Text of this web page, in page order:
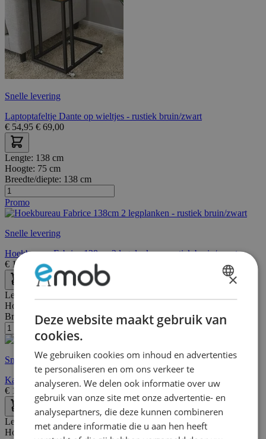
Snelle levering
Laptoptafeltje Dante op wieltjes - rustiek bruin/zwart
€ 54,95 € 69,00
Lengte: 138 cm
Hoogte: 75 cm
Breedte/diepte: 138 cm
Promo
Snelle levering
Hoekbureau Fabrice 138cm 2 legplanken - rustiek bruin/zwart
€ 139,00 €209,00
Lengte:
Hoogte:
Breedte/diepte: 40 cm
Snelle levering
Kaptafelset met Spiegel en Kruk | Rustiek Zwart/Bruin
€ 199,00 244,00
Lengte:
110 cm
Hoogte:76 cm
×
Deze website maakt gebruik van
cookies.
We gebruiken cookies om inhoud en advertenties
te personaliseren en om ons verkeer te
analyseren. We delen ook informatie over uw
gebruik van onze site met onze advertentie- en
analysepartners, die deze kunnen combineren
met andere informatie die u aan hen heeft